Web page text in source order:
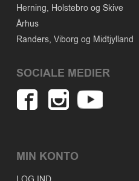
Herning, Holstebro og Skive
Århus
Randers, Viborg og Midtjylland
SOCIALE MEDIER
MIN KONTO